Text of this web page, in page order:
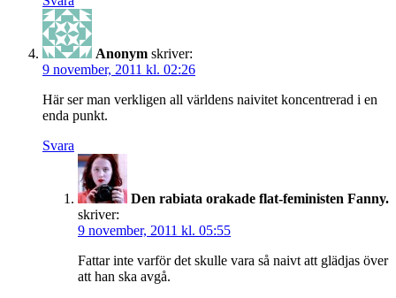
Anonym skriver:
9 november, 2011 kl. 02:26
Här ser man verkligen all världens naivitet koncentrerad i en
enda punkt.
Svara
Den rabiata orakade flat-feministen Fanny.
skriver:
9 november, 2011 kl. 05:55
Fattar inte varför det skulle vara så naivt att glädjas över
att han ska avgå.